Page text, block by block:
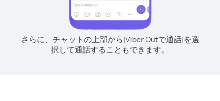
さらに、チャットの上部から[Viber Outで通話]を選
択して通話することもできます。